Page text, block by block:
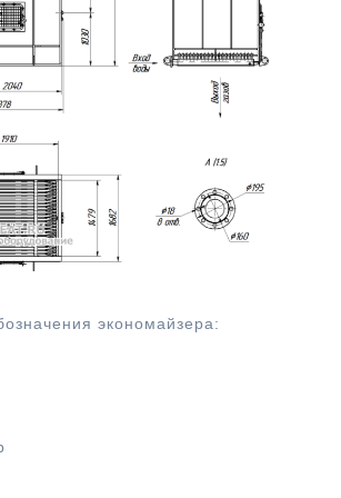
экономайзера: